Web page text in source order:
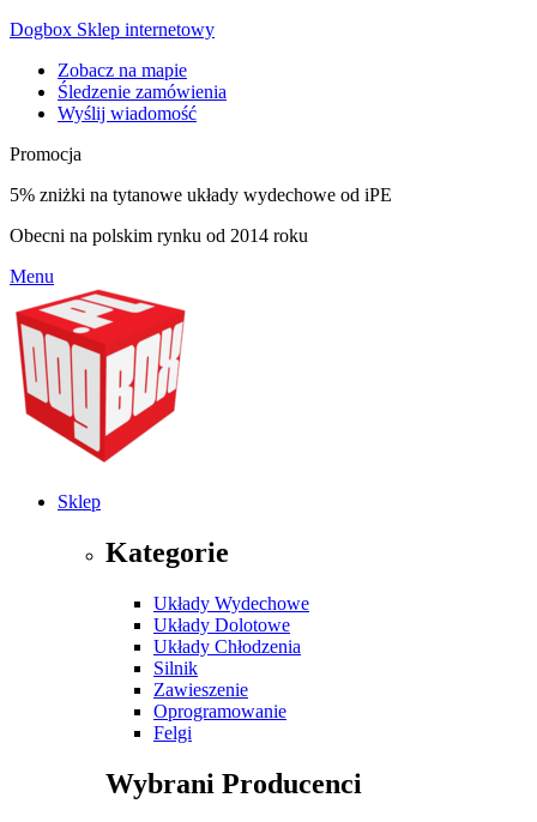
Dogbox Sklep internetowy
Zobacz na mapie
Śledzenie zamówienia
Wyślij wiadomość
Promocja
5% zniżki na tytanowe układy wydechowe od iPE
Obecni na polskim rynku od 2014 roku
Menu
Sklep
Kategorie
Układy Wydechowe
Układy Dolotowe
Układy Chłodzenia
Silnik
Zawieszenie
Oprogramowanie
Felgi
Wybrani Producenci